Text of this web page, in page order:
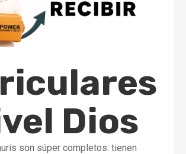
Dios
son súper completos: tienen